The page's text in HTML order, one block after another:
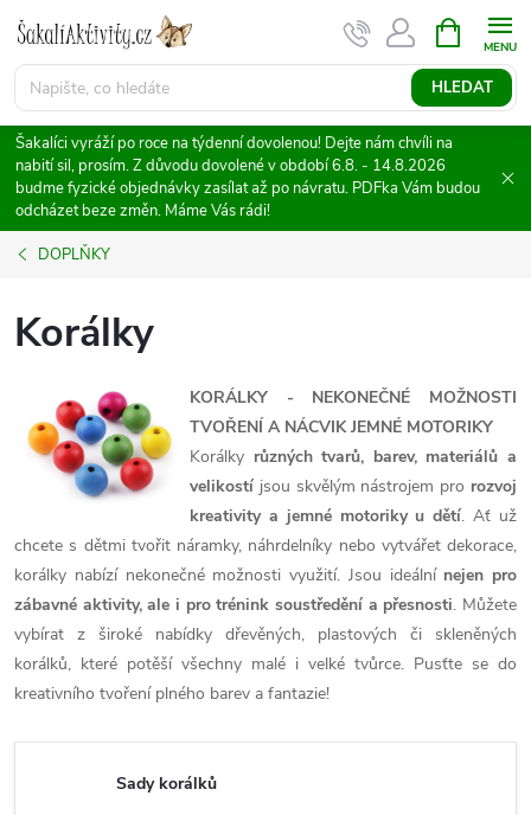
Přejít
obsah
HLEDAT
NÁKUPNÍ
KOŠÍK
Šakalíci vyráží po roce na týdenní dovolenou! Dejte nám chvíli na
nabití sil, prosím. Z důvodu dovolené v období 6.8. - 14.8.2026
budme fyzické objednávky zasílat až po návratu. PDFka Vám budou
odcházet beze změn. Máme Vás rádi!
DOPLŇKY
Korálky
KORÁLKY - NEKONEČNÉ MOŽNOSTI
TVOŘENÍ A NÁCVIK JEMNÉ MOTORIKY
Korálky různých tvarů, barev, materiálů a
velikostí jsou skvělým nástrojem pro rozvoj
kreativity a jemné motoriky u dětí. Ať už
chcete s dětmi tvořit náramky, náhrdelníky nebo vytvářet dekorace,
korálky nabízí nekonečné možnosti využití. Jsou ideální nejen pro
zábavné aktivity, ale i pro trénink soustředění a přesnosti. Můžete
vybírat z široké nabídky dřevěných, plastových či skleněných
korálků, které potěší všechny malé i velké tvůrce. Pusťte se do
kreativního tvoření plného barev a fantazie!
Sady korálků